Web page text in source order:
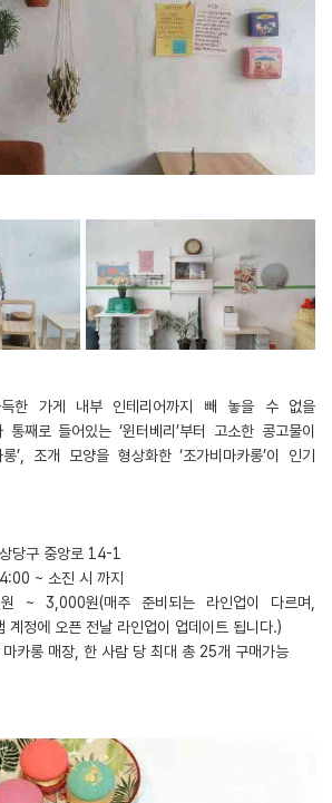
한 가게 내부 인테리어까지 빼 놓을 수 없을
째로 들어있는 ‘윈터베리’부터 고소한 콩고물이
’, 조개 모양을 형상화한 ‘조가비마카롱’이 인기
당구 중앙로 14-1
~ 소진 시 까지
~ 3,000원(매주 준비되는 라인업이 다르며,
계정에 오픈 전날 라인업이 업데이트 됩니다.)
카롱 매장, 한 사람 당 최대 총 25개 구매가능